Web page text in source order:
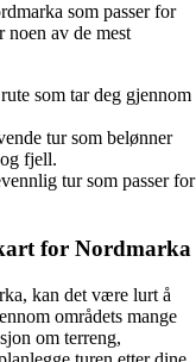
som passer for
noen av de mest
som tar deg gjennom
tur som belønner
fjell.
tur som passer for
for Nordmarka
kan det være lurt å
områdets mange
om terreng,